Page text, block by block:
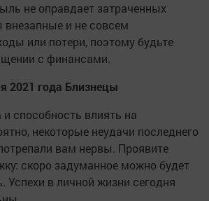
не оправдает затраченных
и не совсем
или потери, поэтому будьте
с финансами.
2021 года Близнецы
способность влиять на
некоторые неудачи последнего
вам нервы. Проявите
скоро задуманное можно будет
Успехи в личной жизни сегодня